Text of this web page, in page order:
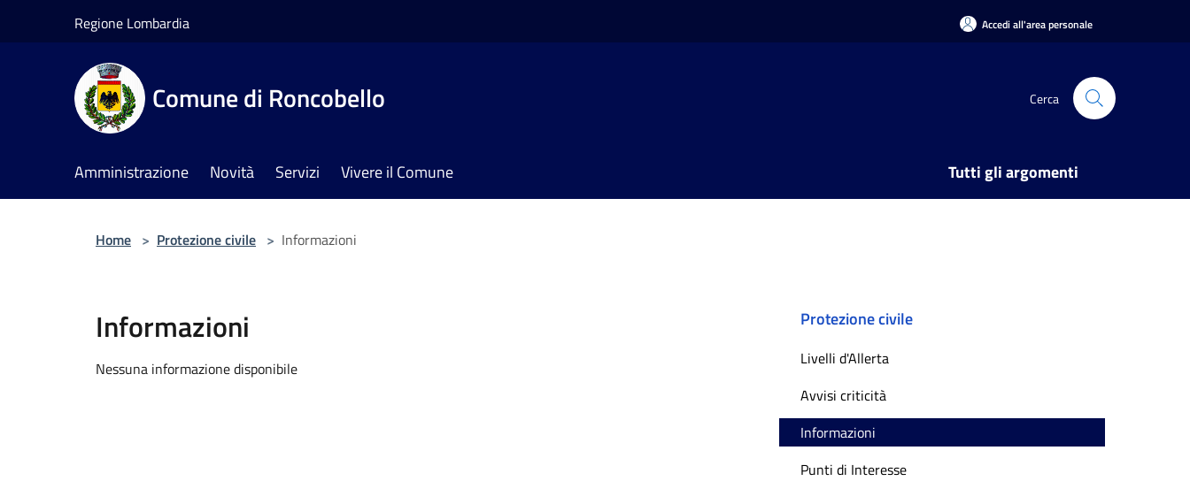
Regione Lombardia Accedi all'area personale
Comune di Roncobello Cerca
Amministrazione Novità Servizi Vivere il Comune Tutti gli argomenti
Home > Protezione civile > Informazioni
Informazioni
Nessuna informazione disponibile
Protezione civile
Livelli d'Allerta
Avvisi criticità
Informazioni
Punti di Interesse